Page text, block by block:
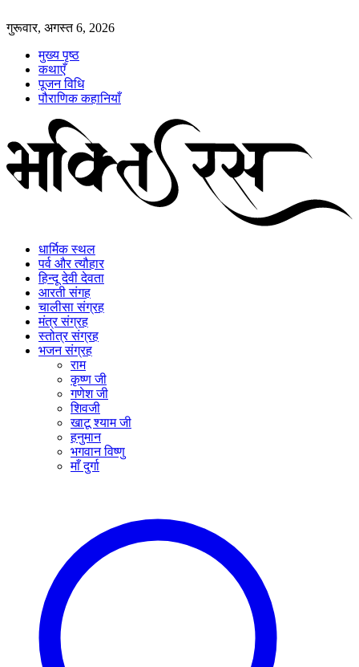
गुरूवार, अगस्त 6, 2026
मुख्य पृष्ठ
कथाएँ
पूजन विधि
पौराणिक कहानियाँ
धार्मिक स्थल
पर्व और त्यौहार
हिन्दू देवी देवता
आरती संगह
चालीसा संग्रह
मंत्र संग्रह
स्तोत्र संग्रह
भजन संग्रह
राम
कृष्ण जी
गणेश जी
शिवजी
खाटू श्याम जी
हनुमान
भगवान विष्णु
माँ दुर्गा